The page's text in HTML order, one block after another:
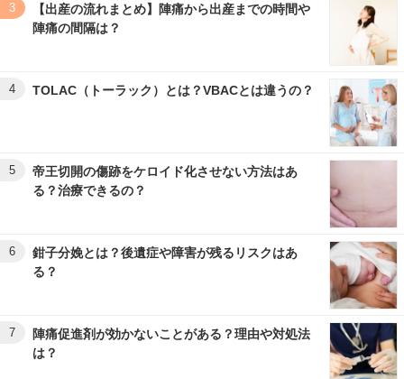
3
【出産の流れまとめ】陣痛から出産までの時間や
陣痛の間隔は？
4 TOLAC（トーラック）とは？VBACとは違うの？
5
帝王切開の傷跡をケロイド化させない方法はあ
る？治療できるの？
6
鉗子分娩とは？後遺症や障害が残るリスクはあ
る？
7
陣痛促進剤が効かないことがある？理由や対処法
は？